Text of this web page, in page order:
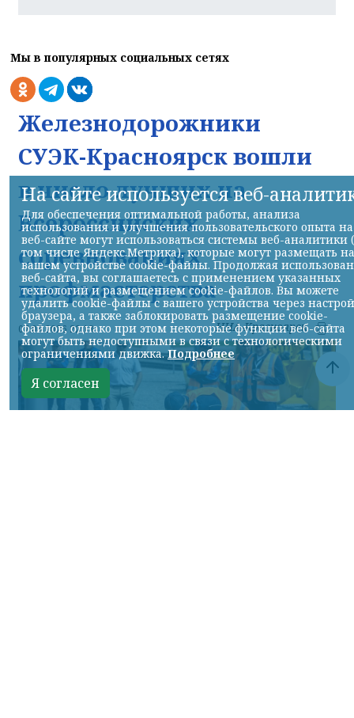
Мы в популярных социальных сетях
Железнодорожники
СУЭК-Красноярск вошли
в число лучших на
Всероссийских
соревнованиях
профмастерства
07.08.2026 22:13 НИА-Красноярск
На сайте используется веб-
Для обеспечения оптимальной работы, анализа
использования и улучшения пользовательского опыта на
веб-сайте могут использоваться системы веб-аналитики
том числе Яндекс.Метрика), которые могут размещать на
вашем устройстве cookie-файлы. Продолжая
веб-сайта, вы соглашаетесь с применением указанных
технологий и размещением cookie-файлов. Вы можете
удалить cookie-файлы с вашего устройства через
браузера, а также заблокировать размещение cookie-
файлов, однако при этом некоторые функции веб-сайта
могут быть недоступными в связи с технологическими
ограничениями движка.Подробнее
Я согласен